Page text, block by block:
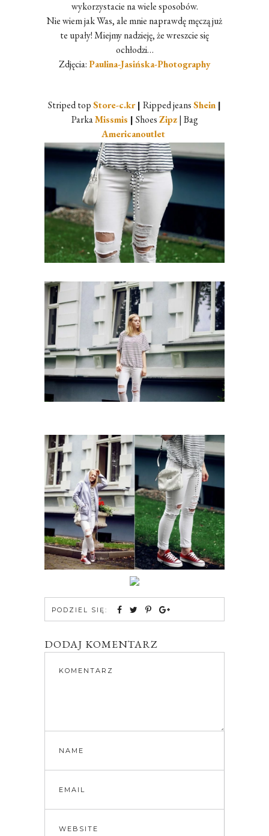
wykorzystacie na wiele sposobów.
Nie wiem jak Was, ale mnie naprawdę męczą już
te upały! Miejmy nadzieję, że wreszcie się
ochłodzi…
Zdjęcia:Paulina-Jasińska-Photography
Striped topStore-c.kr| Ripped jeansShein |
ParkaMissmis | ShoesZipz| Bag
Americanoutlet
PODZIEL SIĘ:
DODAJ KOMENTARZ